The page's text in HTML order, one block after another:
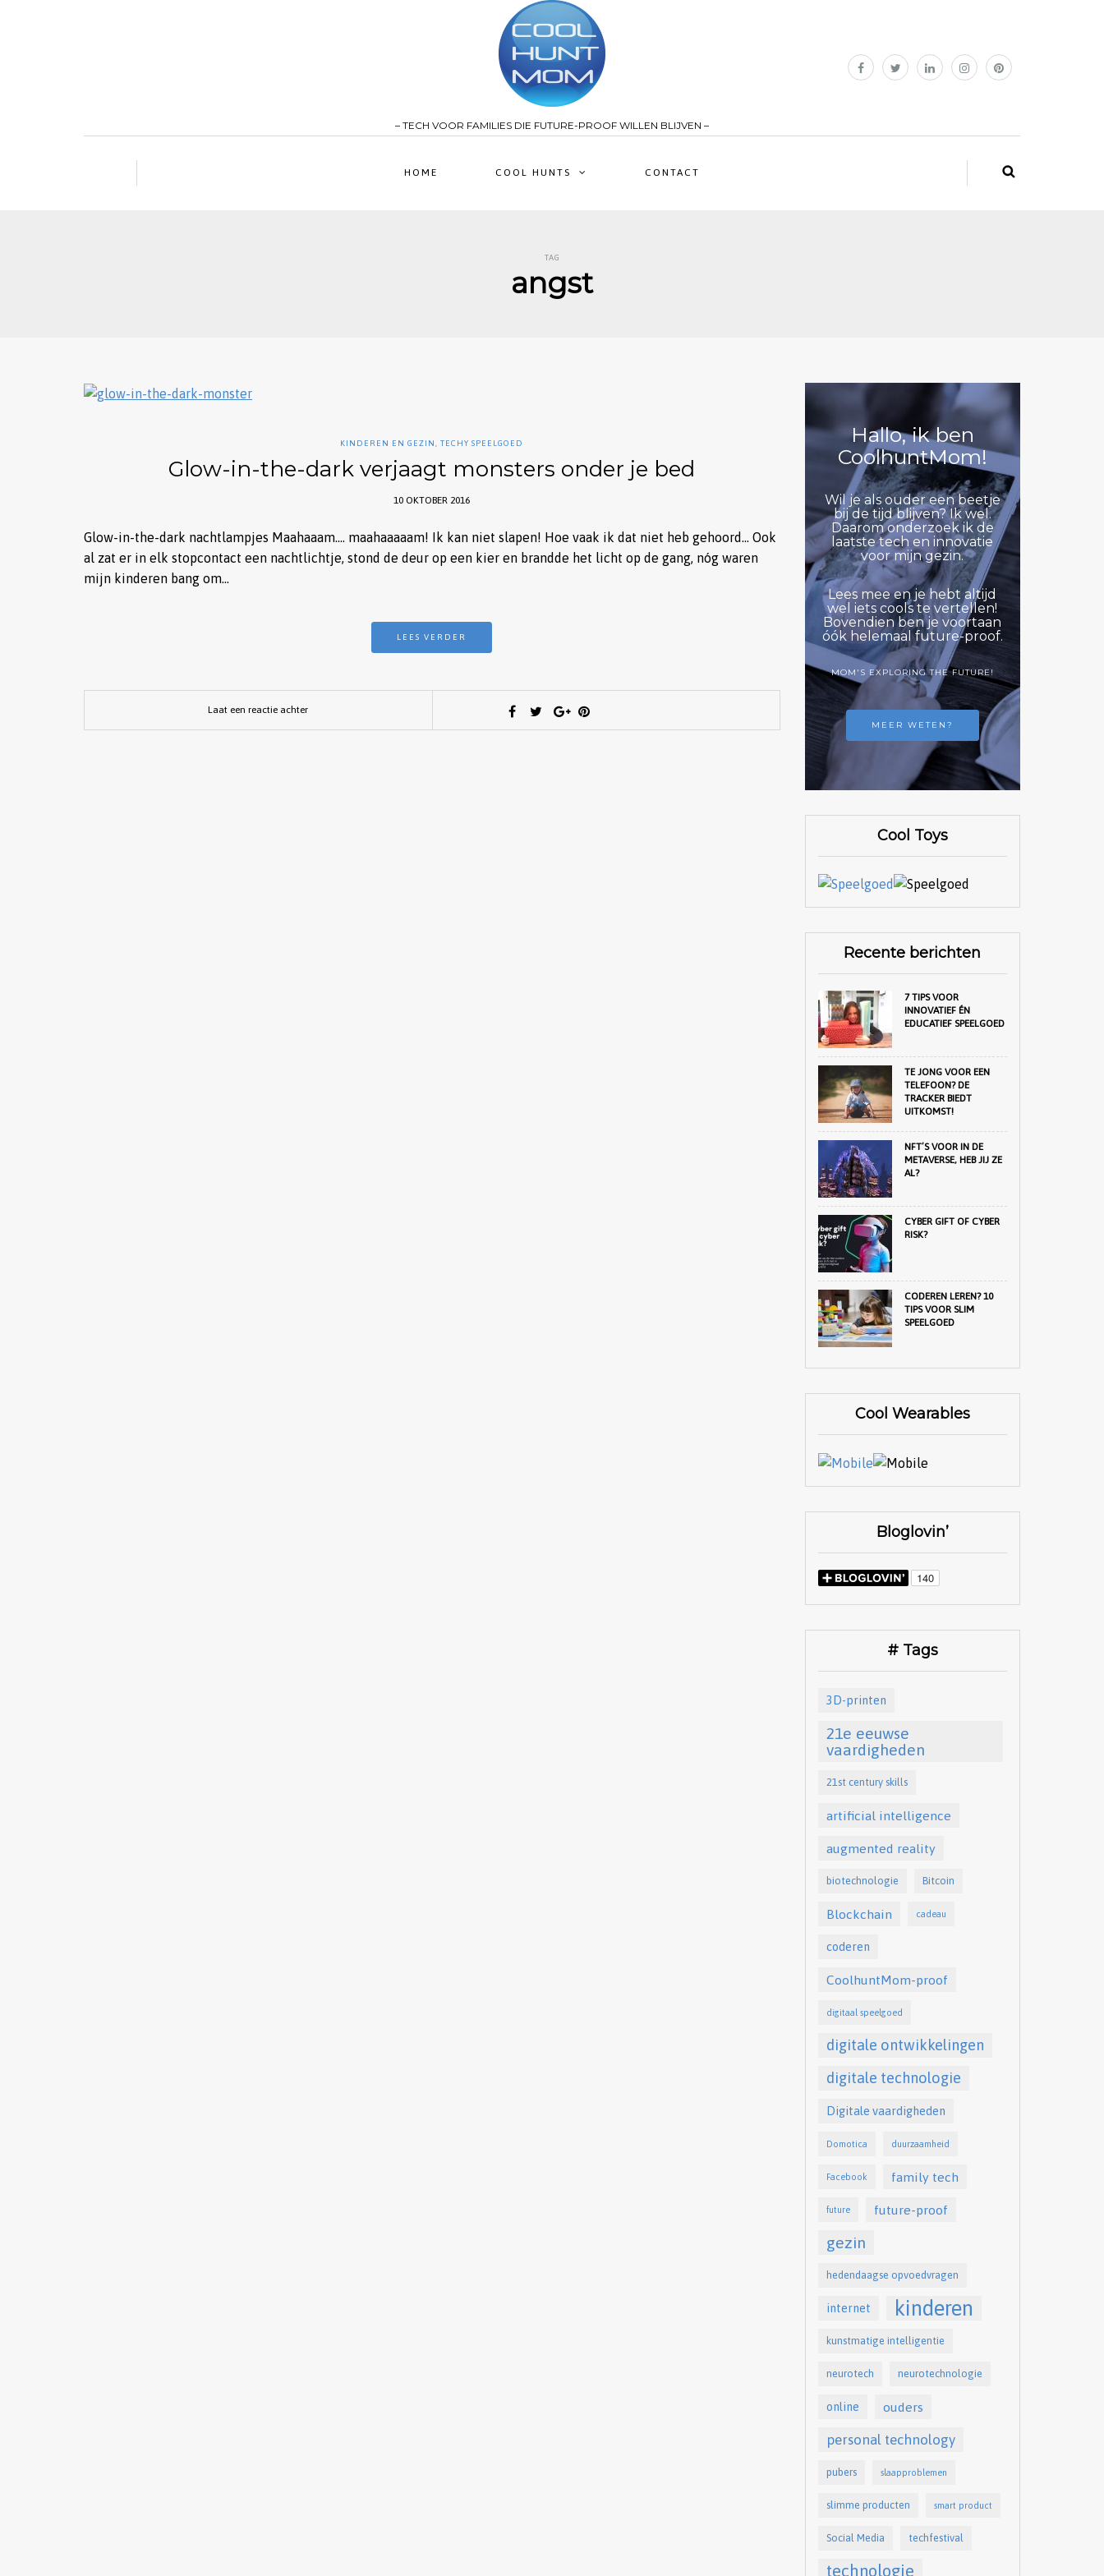
– TECH VOOR FAMILIES DIE FUTURE-PROOF WILLEN BLIJVEN –
HOME COOL HUNTS CONTACT
TAG
angst
KINDEREN EN GEZIN,TECHY SPEELGOED
Glow-in-the-dark verjaagt monsters onder je bed
10 OKTOBER 2016
Glow-in-the-dark nachtlampjes Maahaaam…. maahaaaaam! Ik kan niet slapen! Hoe vaak ik dat niet heb gehoord… Ook
al zat er in elk stopcontact een nachtlichtje, stond de deur op een kier en brandde het licht op de gang, nóg waren
mijn kinderen bang om…
LEES VERDER
Laat een reactie achter
Hallo, ik ben
CoolhuntMom!
Wil je als ouder een beetje
bij de tijd blijven? Ik wel.
Daarom onderzoek ik de
laatste tech en innovatie
voor mijn gezin.
Lees mee en je hebt altijd
wel iets cools te vertellen!
Bovendien ben je voortaan
óók helemaal future-proof.
MOM'S EXPLORING THE FUTURE!
MEER WETEN?
Cool Toys
Recente berichten
7 TIPS VOOR
INNOVATIEF ÉN
EDUCATIEF SPEELGOED
TE JONG VOOR EEN
TELEFOON? DE
TRACKER BIEDT
UITKOMST!
NFT’S VOOR IN DE
METAVERSE, HEB JIJ ZE
AL?
CYBER GIFT OF CYBER
RISK?
CODEREN LEREN? 10
TIPS VOOR SLIM
SPEELGOED
Cool Wearables
Bloglovin’
# Tags
3D-printen
21e eeuwse
vaardigheden
21st century skills
artificial intelligence
augmented reality
biotechnologie Bitcoin
Blockchain cadeau
coderen
CoolhuntMom-proof
digitaal speelgoed
digitale ontwikkelingen
digitale technologie
Digitale vaardigheden
Domotica duurzaamheid
Facebook family tech
future future-proof
gezin
hedendaagse opvoedvragen
internet kinderen
kunstmatige intelligentie
neurotech neurotechnologie
online ouders
personal technology
pubers slaapproblemen
slimme producten smart product
Social Media techfestival
technologie